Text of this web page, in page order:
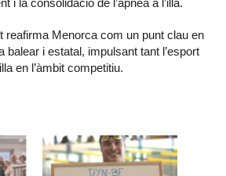
reafirma Menorca com un punt clau en
balear i estatal, impulsant tant l’esport
en l’àmbit competitiu.